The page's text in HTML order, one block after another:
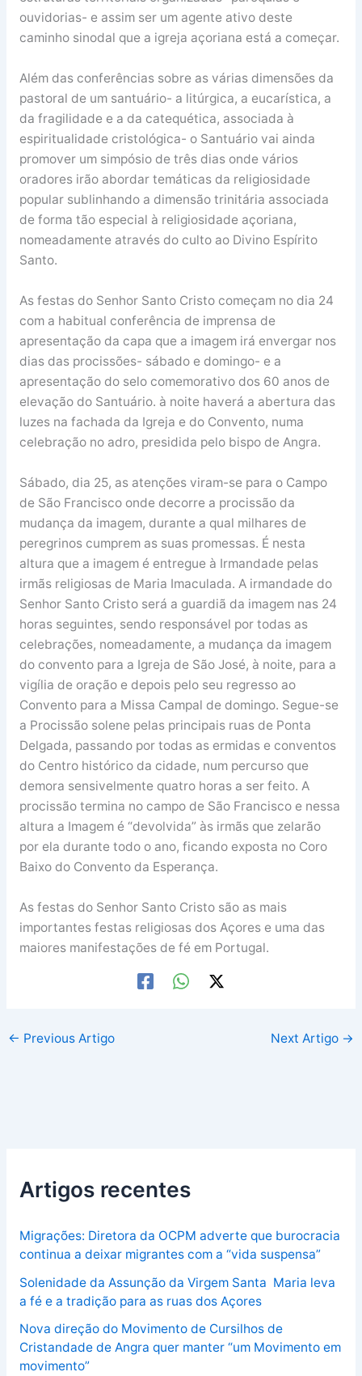
ouvidorias- e assim ser um agente ativo deste
caminho sinodal que a igreja açoriana está a começar.
Além das conferências sobre as várias dimensões da
pastoral de um santuário- a litúrgica, a eucarística, a
da fragilidade e a da catequética, associada à
espiritualidade cristológica- o Santuário vai ainda
promover um simpósio de três dias onde vários
oradores irão abordar temáticas da religiosidade
popular sublinhando a dimensão trinitária associada
de forma tão especial à religiosidade açoriana,
nomeadamente através do culto ao Divino Espírito
Santo.
As festas do Senhor Santo Cristo começam no dia 24
com a habitual conferência de imprensa de
apresentação da capa que a imagem irá envergar nos
dias das procissões- sábado e domingo- e a
apresentação do selo comemorativo dos 60 anos de
elevação do Santuário. à noite haverá a abertura das
luzes na fachada da Igreja e do Convento, numa
celebração no adro, presidida pelo bispo de Angra.
Sábado, dia 25, as atenções viram-se para o Campo
de São Francisco onde decorre a procissão da
mudança da imagem, durante a qual milhares de
peregrinos cumprem as suas promessas. É nesta
altura que a imagem é entregue à Irmandade pelas
irmãs religiosas de Maria Imaculada. A irmandade do
Senhor Santo Cristo será a guardiã da imagem nas 24
horas seguintes, sendo responsável por todas as
celebrações, nomeadamente, a mudança da imagem
do convento para a Igreja de São José, à noite, para a
vigília de oração e depois pelo seu regresso ao
Convento para a Missa Campal de domingo. Segue-se
a Procissão solene pelas principais ruas de Ponta
Delgada, passando por todas as ermidas e conventos
do Centro histórico da cidade, num percurso que
demora sensivelmente quatro horas a ser feito. A
procissão termina no campo de São Francisco e nessa
altura a Imagem é “devolvida” às irmãs que zelarão
por ela durante todo o ano, ficando exposta no Coro
Baixo do Convento da Esperança.
As festas do Senhor Santo Cristo são as mais
importantes festas religiosas dos Açores e uma das
maiores manifestações de fé em Portugal.
← Previous Artigo Next Artigo →
Artigos recentes
Migrações: Diretora da OCPM adverte que burocracia
continua a deixar migrantes com a “vida suspensa”
Solenidade da Assunção da Virgem Santa Maria leva
a fé e a tradição para as ruas dos Açores
Nova direção do Movimento de Cursilhos de
Cristandade de Angra quer manter “um Movimento em
movimento”